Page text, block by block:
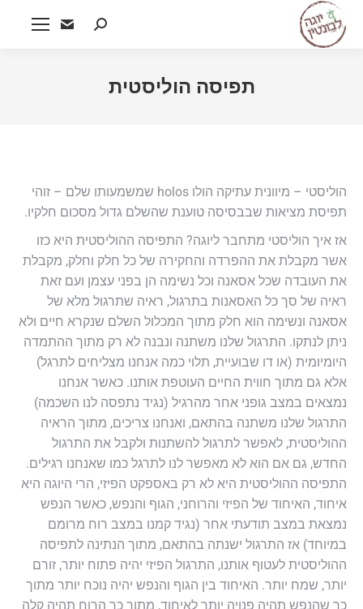
Search:
תפיסה הוליסטית
הוליסטי – מיוונית עתיקה הולו holos שמשמעותו שלם – זוהי
תפיסת מציאות שבבסיסה טוענת שהשלם גדול מסכום חלקיו.
אז איך הוליסטי מתחבר ליוגה? התפיסה ההוליסטית היא כזו
אשר מקבלת את ההפרדה והחקירה של כל חלק וחלק, מקבלת
את העובדה שכל אסאנה וכל נשימה הן בפני עצמן ועם זאת
ראיה של סך כל האסאנות בתרגול, ראיה שתרגול מלא של
אסאנה ונשימה הוא חלק מתוך המכלול השלם שנקרא חיים ולא
ניתן לנתקו. התרגול שלנו משתנה ונבנה לא רק מתוך ההתמדה
היומיומית (או דו שבועיית, תלוי כמה אנחנו מצליחים לתרגל)
אלא גם מתוך חווית החיים העוטפת אותנו. כאשר אנחנו
נמצאים במצב גופני אחר מהרגיל (נגיד נתפסה לנו השכמה)
התרגול שלנו משתנה בהתאם, ואנחנו צריכים, מתוך הראיה
ההוליסטית, לאפשר לתרגול להשתנות ולקבל את התרגול
החדש, גם אם הוא לא מאפשר לנו לתרגל כמו שאנחנו רגילים.
התפיסה ההוליסטית היא לא רק באספקט הפיזי, הרי היוגה היא
איחוד, האיחוד של הפיזי והרוחני, הגוף והנפש, כאשר הנפש
נמצאת במצב תודעתי אחר (נגיד קמנו במצב רוח מרומם
במיוחד) אז התרגול ישנתה בהתאם, מתוך הנתינה לתפיסה
ההוליסטית לעטוף אותנו, התרגול הפיזי יהיה פתוח יותר, זורם
יותר, שמח יותר. האיחוד בין הגוף והנפש יהיה נוכח יותר מתוך
כך שהנפש תהיה פנויה יותר לאיחוד, מתןך כך הרוח תהיה קלה